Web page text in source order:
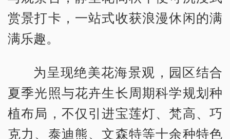
赏景打卡，一站式收获浪漫休闲的满
满乐趣。
为呈现绝美花海景观，园区结合
夏季光照与花卉生长周期科学规划种
植布局，不仅引进宝莲灯、梵高、巧
克力、泰迪熊、文森特等十余种特色